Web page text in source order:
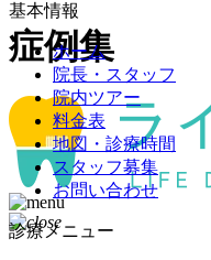
症例集
基本情報
ホーム
院長・スタッフ
院内ツアー
料金表
地図・診療時間
スタッフ募集
お問い合わせ
診療メニュー